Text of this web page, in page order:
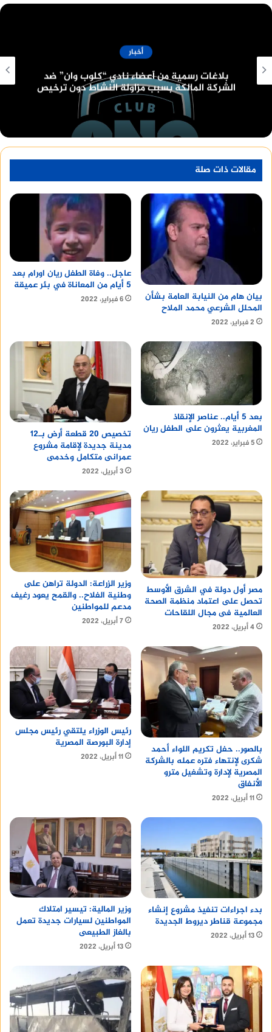
أخبار
قانون البناء الموحد الجديد وعدد الأدوار المسموح
بها
مقالات ذات صلة
بيان هام من النيابة العامة بشأن
المحلل الشرعي محمد الملاح
2 فبراير، 2022
عاجل.. وفاة الطفل ريان اورام بعد
5 أيام من المعاناة في بئر عميقة
6 فبراير، 2022
بعد 5 أيام.. عناصر الإنقاذ
المغربية يعثرون على الطفل ريان
5 فبراير، 2022
تخصيص 20 قطعة أرض بـ12
مدينة جديدة لإقامة مشروع
عمرانى متكامل وخدمى
3 أبريل، 2022
مصر أول دولة في الشرق الأوسط
تحصل على اعتماد منظمة الصحة
العالمية فى مجال اللقاحات
4 أبريل، 2022
وزير الزراعة: الدولة تراهن على
وطنية الفلاح.. والقمح يعود رغيف
مدعم للمواطنين
7 أبريل، 2022
بالصور.. حفل تكريم اللواء أحمد
شكرى لإنتهاء فتره عمله بالشركة
المصرية لإدارة وتشغيل مترو
الأنفاق
11 أبريل، 2022
رئيس الوزراء يلتقي رئيس مجلس
إدارة البورصة المصرية
11 أبريل، 2022
بدء اجراءات تنفيذ مشروع إنشاء
مجموعة قناطر ديروط الجديدة
13 أبريل، 2022
وزير المالية: تيسير امتلاك
المواطنين لسيارات جديدة تعمل
بالغاز الطبيعى
13 أبريل، 2022